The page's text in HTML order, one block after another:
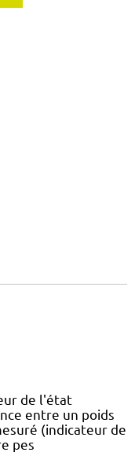
de l'état
entre un poids
(indicateur de
pes